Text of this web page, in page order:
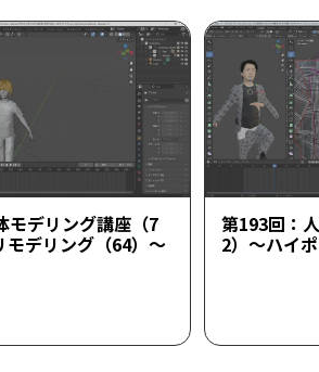
モデリング講座（7
モデリング（64）～
第193回：
2）～ハイ